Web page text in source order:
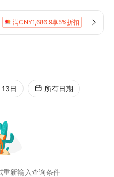
，也有完善的指导
能高概率安全体验
空中之旅，留下
认证教练的安全
满CNY1,686.9享5%折扣
日 所有日期
重新输入查询条件